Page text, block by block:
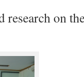
research on